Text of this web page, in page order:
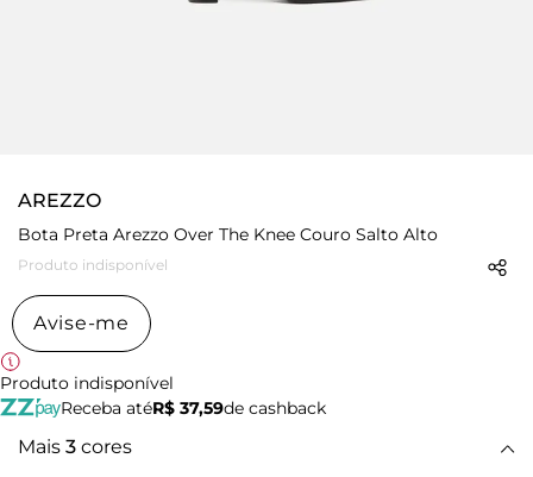
AREZZO
Bota Preta Arezzo Over The Knee Couro Salto Alto
Produto indisponível
Avise-me
Produto indisponível
Receba atéR$ 37,59de cashback
Mais 3 cores